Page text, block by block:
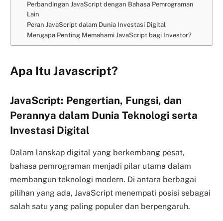
Perbandingan JavaScript dengan Bahasa Pemrograman
Lain
Peran JavaScript dalam Dunia Investasi Digital
Mengapa Penting Memahami JavaScript bagi Investor?
Apa Itu Javascript?
JavaScript: Pengertian, Fungsi, dan
Perannya dalam Dunia Teknologi serta
Investasi Digital
Dalam lanskap digital yang berkembang pesat,
bahasa pemrograman menjadi pilar utama dalam
membangun teknologi modern. Di antara berbagai
pilihan yang ada, JavaScript menempati posisi sebagai
salah satu yang paling populer dan berpengaruh.